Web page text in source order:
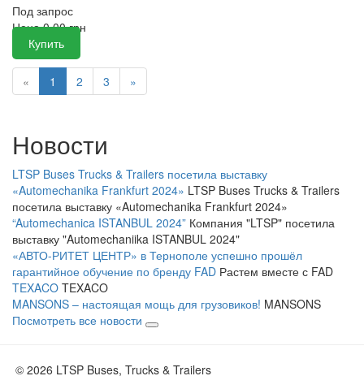
Под запрос
Цена 0,00грн
Купить
« 1 2 3 »
Новости
LTSP Buses Trucks & Trailers посетила выставку
«Automechanika Frankfurt 2024» LTSP Buses Trucks & Trailers
посетила выставку «Automechanika Frankfurt 2024»
“Automechanica ISTANBUL 2024” Компания "LTSP" посетила
выставку "Automechaniika ISTANBUL 2024"
«АВТО-РИТЕТ ЦЕНТР» в Тернополе успешно прошёл
гарантийное обучение по бренду FAD Растем вместе с FAD
TEXACO TEXACO
MANSONS – настоящая мощь для грузовиков! MANSONS
Посмотреть все новости
© 2026 LTSP Buses, Trucks & Trailers